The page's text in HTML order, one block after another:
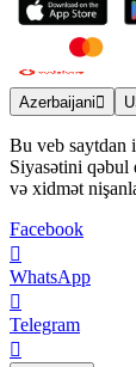
Azerbaijani
Bu veb saytdan
Siyasətini qəbul
və xidmət
Facebook
WhatsApp
Telegram